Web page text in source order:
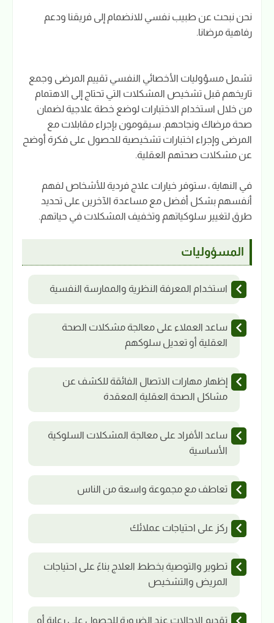
نحن نبحث عن طبيب نفسي للانضمام إلى فريقنا ودعم
رفاهية مرضانا.
تشمل مسؤوليات الأخصائي النفسي تقييم المرضى وجمع
تاريخهم قبل تشخيص المشكلات التي تحتاج إلى الاهتمام
من خلال استخدام الاختبارات لوضع خطة علاجية لضمان
صحة مرضاك ونجاحهم. سيقومون بإجراء مقابلات مع
المرضى وإجراء اختبارات تشخيصية للحصول على فكرة أوضح
عن مشكلات صحتهم العقلية.
في النهاية ، ستوفر خيارات علاج فردية للأشخاص لفهم
أنفسهم بشكل أفضل مع مساعدة الآخرين على تحديد
طرق لتغيير سلوكياتهم وتخفيف المشكلات في حياتهم.
المسؤوليات
استخدام المعرفة النظرية والممارسة النفسية
ساعد العملاء على معالجة مشكلات الصحة
العقلية أو تعديل سلوكهم
إظهار مهارات الاتصال الفائقة للكشف عن
مشاكل الصحة العقلية المعقدة
ساعد الأفراد على معالجة المشكلات السلوكية
الأساسية
تعاطف مع مجموعة واسعة من الناس
ركز على احتياجات عملائك
تطوير والتوصية بخطط العلاج بناءً على احتياجات
المريض والتشخيص
تقديم الإحالات عند الضرورة للحصول على رعاية أو